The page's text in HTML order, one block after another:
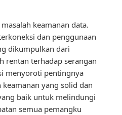
keamanan data.
dan penggunaan
dikumpulkan dari
rentan terhadap serangan
menyoroti pentingnya
yang solid dan
baik untuk melindungi
semua pemangku